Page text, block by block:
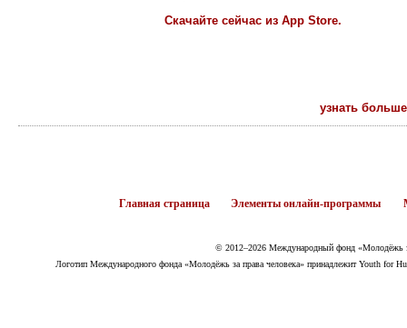
Скачайте сейчас из App Store.
узнать
Главная страница Элементы онлайн-программы
© 2012–2026 Международный фонд «Молодёжь
Логотип Международного фонда «Молодёжь за права человека» принадлежит Youth for